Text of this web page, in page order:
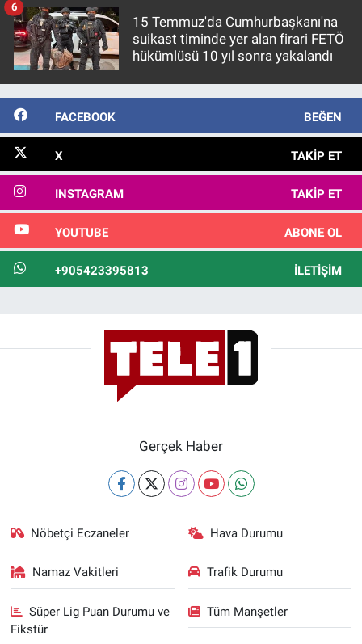
15 Temmuz'da Cumhurbaşkanı'na
suikast timinde yer alan firari FETÖ
hükümlüsü 10 yıl sonra yakalandı
6
FACEBOOK BEĞEN
X TAKIP ET
INSTAGRAM TAKIP ET
YOUTUBE ABONE OL
+905423395813 İLETIŞIM
Gerçek Haber
Nöbetçi Eczaneler Hava Durumu
Namaz Vakitleri Trafik Durumu
Süper Lig Puan Durumu ve
Fikstür
Tüm Manşetler